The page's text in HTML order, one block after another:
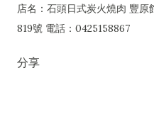
店名：石頭日式炭火燒肉 豐
819號 電話：0425158867
分享